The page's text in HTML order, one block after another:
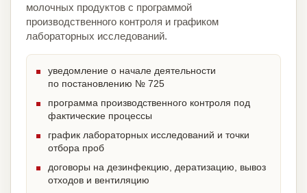
молочных продуктов с программой
производственного контроля и графиком
лабораторных исследований.
уведомление о начале деятельности
по постановлению № 725
программа производственного контроля под
фактические процессы
график лабораторных исследований и точки
отбора проб
договоры на дезинфекцию, дератизацию, вывоз
отходов и вентиляцию